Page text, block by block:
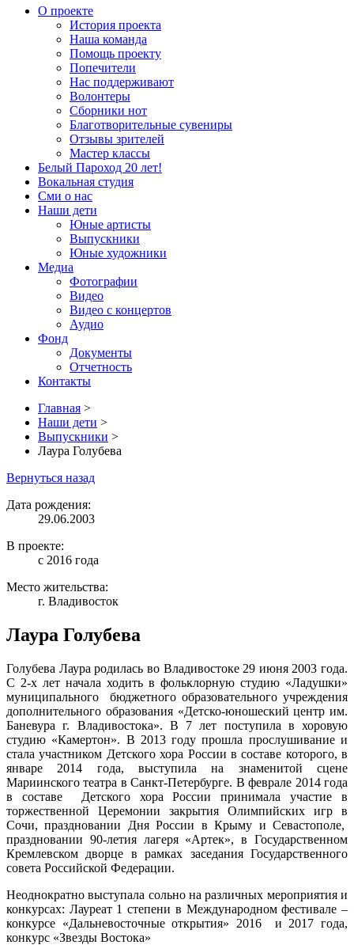
О проекте
История проекта
Наша команда
Помощь проекту
Попечители
Нас поддерживают
Волонтеры
Сборники нот
Благотворительные сувениры
Отзывы зрителей
Мастер классы
Белый Пароход 20 лет!
Вокальная студия
Сми о нас
Наши дети
Юные артисты
Выпускники
Юные художники
Медиа
Фотографии
Видео
Видео с концертов
Аудио
Фонд
Документы
Отчетность
Контакты
Главная >
Наши дети >
Выпускники >
Лаура Голубева
Вернуться назад
Дата рождения:
29.06.2003
В проекте:
с 2016 года
Место жительства:
г. Владивосток
Лаура Голубева
Голубева Лаура родилась во Владивостоке 29 июня 2003 года.
С 2-х лет начала ходить в фольклорную студию «Ладушки»
муниципального бюджетного образовательного учреждения
дополнительного образования «Детско-юношеский центр им.
Баневура г. Владивостока». В 7 лет поступила в хоровую
студию «Камертон». В 2013 году прошла прослушивание и
стала участником Детского хора России в составе которого, в
январе 2014 года, выступила на знаменитой сцене
Мариинского театра в Санкт-Петербурге. В феврале 2014 года
в составе Детского хора России принимала участие в
торжественной Церемонии закрытия Олимпийских игр в
Сочи, праздновании Дня России в Крыму и Севастополе,
праздновании 90-летия лагеря «Артек», в Государственном
Кремлевском дворце в рамках заседания Государственного
совета Российской Федерации.
Неоднократно выступала сольно на различных мероприятия и
конкурсах: Лауреат 1 степени в Международном фестивале –
конкурсе «Дальневосточные открытия» 2016 и 2017 года,
конкурс «Звезды Востока»